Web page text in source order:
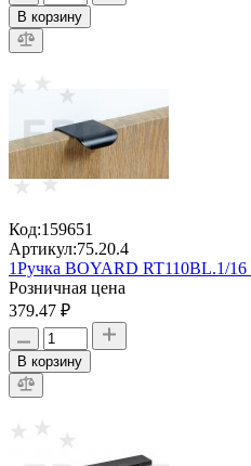
В корзину
Код:159651
Артикул:75.20.4
1Ручка BOYARD RT110BL.1/16
Розничная цена
379.47 ₽
В корзину